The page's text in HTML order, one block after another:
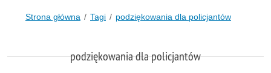
Strona główna Tagi podziękowania dla policjantów
podziękowania dla policjantów